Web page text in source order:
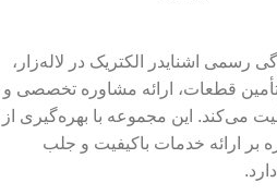
رسمی اشنایدر الکتریک در لاله‌زار،
قطعات، ارائه مشاوره تخصصی و
می‌کند. این مجموعه با بهره‌گیری از
ارائه خدمات باکیفیت و جلب